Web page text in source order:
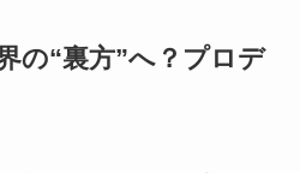
の“裏方”へ？プロデ